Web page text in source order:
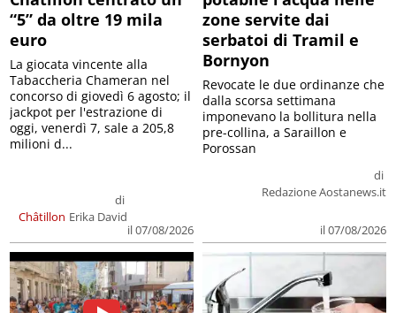
“5” da oltre 19 mila
euro
Châtillon
di
Erika David
il 07/08/2026
La giocata vincente alla
Tabaccheria Chameran nel
concorso di giovedì 6 agosto; il
jackpot per l'estrazione di
oggi, venerdì 7, sale a 205,8
milioni d...
zone servite dai
serbatoi di Tramil e
Bornyon
di
Redazione Aostanews.it
il 07/08/2026
Revocate le due ordinanze che
dalla scorsa settimana
imponevano la bollitura nella
pre-collina, a Saraillon e
Porossan